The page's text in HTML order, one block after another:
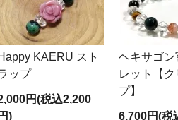
KAERU スト
ップ
円(税込2,200
円)
ヘキサゴン
レット【
プ】
6,700円(税